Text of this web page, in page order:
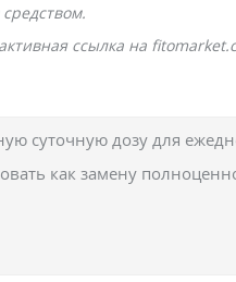
ссылка на
суточную дозу для
как замену